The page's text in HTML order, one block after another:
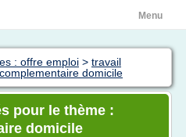
Menu
: offre emploi > travail
domicile
pour le thème :
domicile